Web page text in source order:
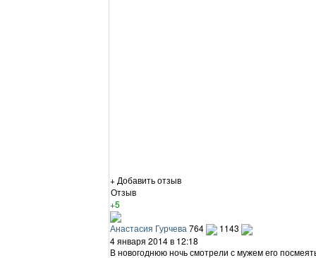
+ Добавить отзыв
Отзыв
+5
Анастасия Гурчева 764
1143
4 января 2014 в 12:18
В новогоднюю ночь смотрели с мужем его